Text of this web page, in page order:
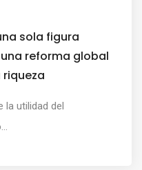
sola figura
reforma global
la utilidad del